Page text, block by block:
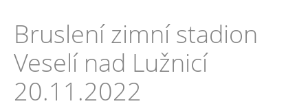
Bruslení zimní stadion
Veselí nad Lužnicí
20.11.2022